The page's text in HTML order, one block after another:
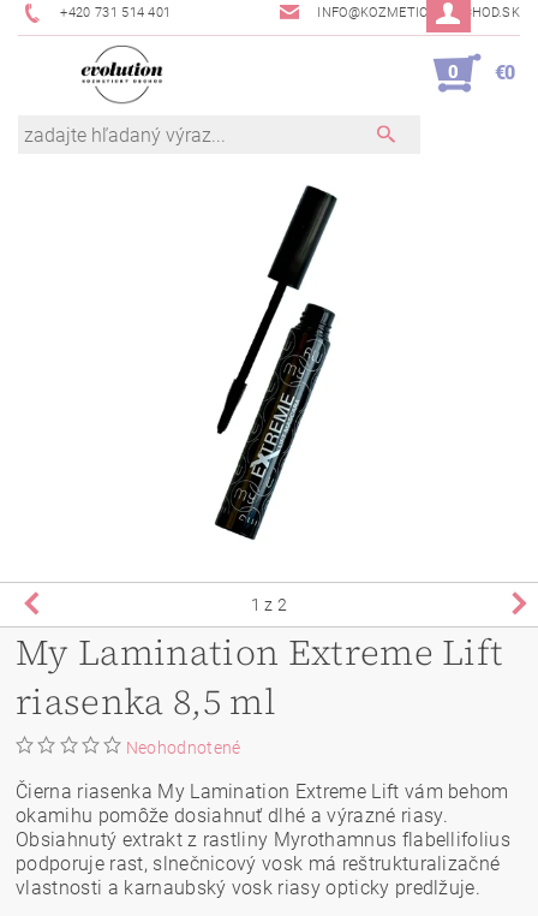
+420 731 514 401 INFO@KOZMETICKYOBCHOD.SK
0 €0
1 z 2
My Lamination Extreme Lift
riasenka 8,5 ml
Neohodnotené
Čierna riasenka My Lamination Extreme Lift vám behom
okamihu pomôže dosiahnuť dlhé a výrazné riasy.
Obsiahnutý extrakt z rastliny Myrothamnus flabellifolius
podporuje rast, slnečnicový vosk má reštrukturalizačné
vlastnosti a karnaubský vosk riasy opticky predlžuje.